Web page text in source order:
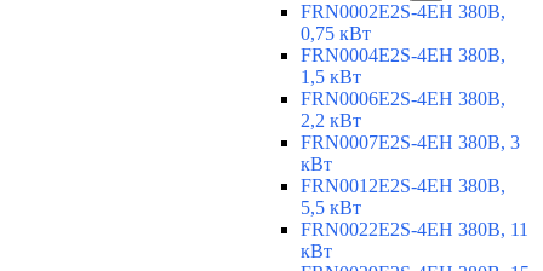
FRN0002E2S-4EH 380В,
0,75 кВт
FRN0004E2S-4EH 380В,
1,5 кВт
FRN0006E2S-4EH 380В,
2,2 кВт
FRN0007E2S-4EH 380В, 3
кВт
FRN0012E2S-4EH 380В,
5,5 кВт
FRN0022E2S-4EH 380В, 11
кВт